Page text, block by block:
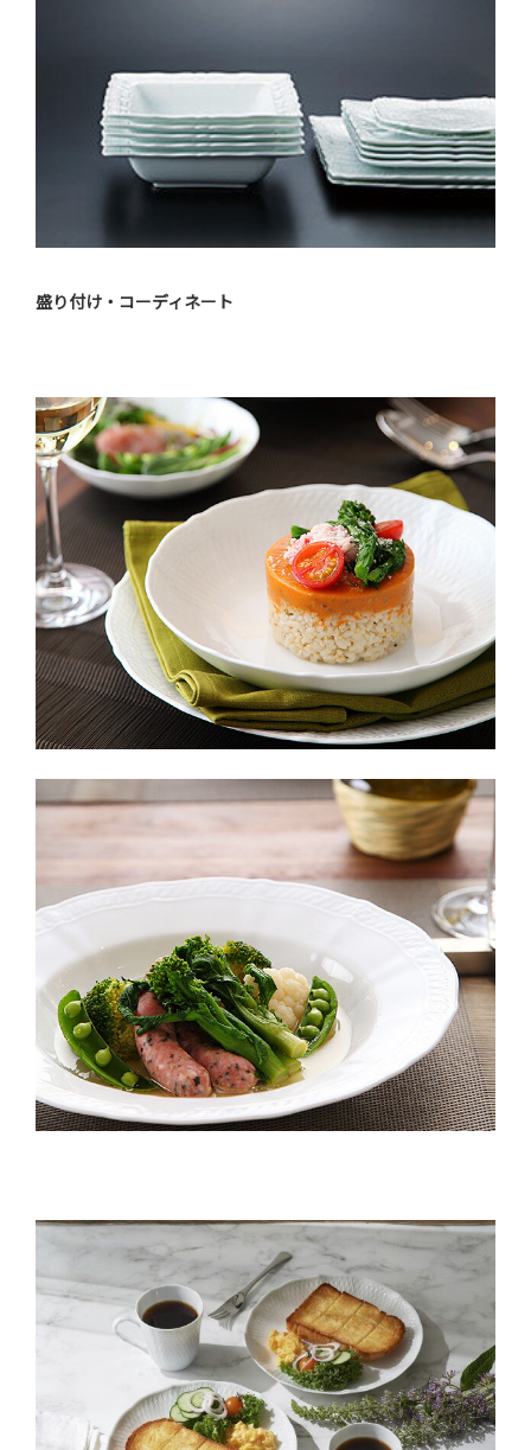
盛り付け・コーディネート